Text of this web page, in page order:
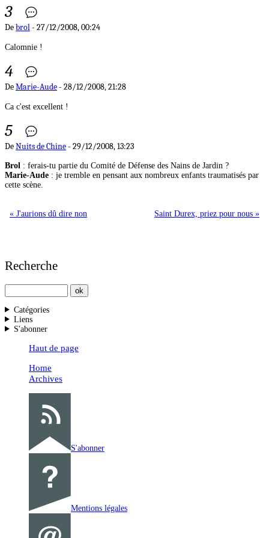
3
Debrol- 27/12/2008, 00:24
Calomnie !
4
DeMarie-Aude- 28/12/2008, 21:28
Ca c'est excellent !
5
DeNuits de Chine- 29/12/2008, 13:23
Brol : ferais-tu partie du Comité de Défense des Nains de Jardin ?
Marie-Aude : je tremble en pensant aux nombreux enfants traumatisés par
cette scène.
« J'aurions dû dire non Saint Durex, priez pour nous »
Recherche
Catégories
Liens
S'abonner
Haut de page
Home
Archives
S'abonner
Mentions légales